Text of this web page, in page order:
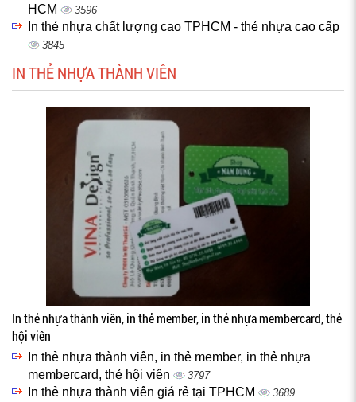
HCM
3596
In thẻ nhựa chất lượng cao TPHCM - thẻ nhựa cao cấp
3845
IN THẺ NHỰA THÀNH VIÊN
In thẻ nhựa thành viên, in thẻ member, in thẻ nhựa membercard, thẻ
hội viên
In thẻ nhựa thành viên, in thẻ member, in thẻ nhựa
membercard, thẻ hội viên
3797
In thẻ nhựa thành viên giá rẻ tại TPHCM 3689